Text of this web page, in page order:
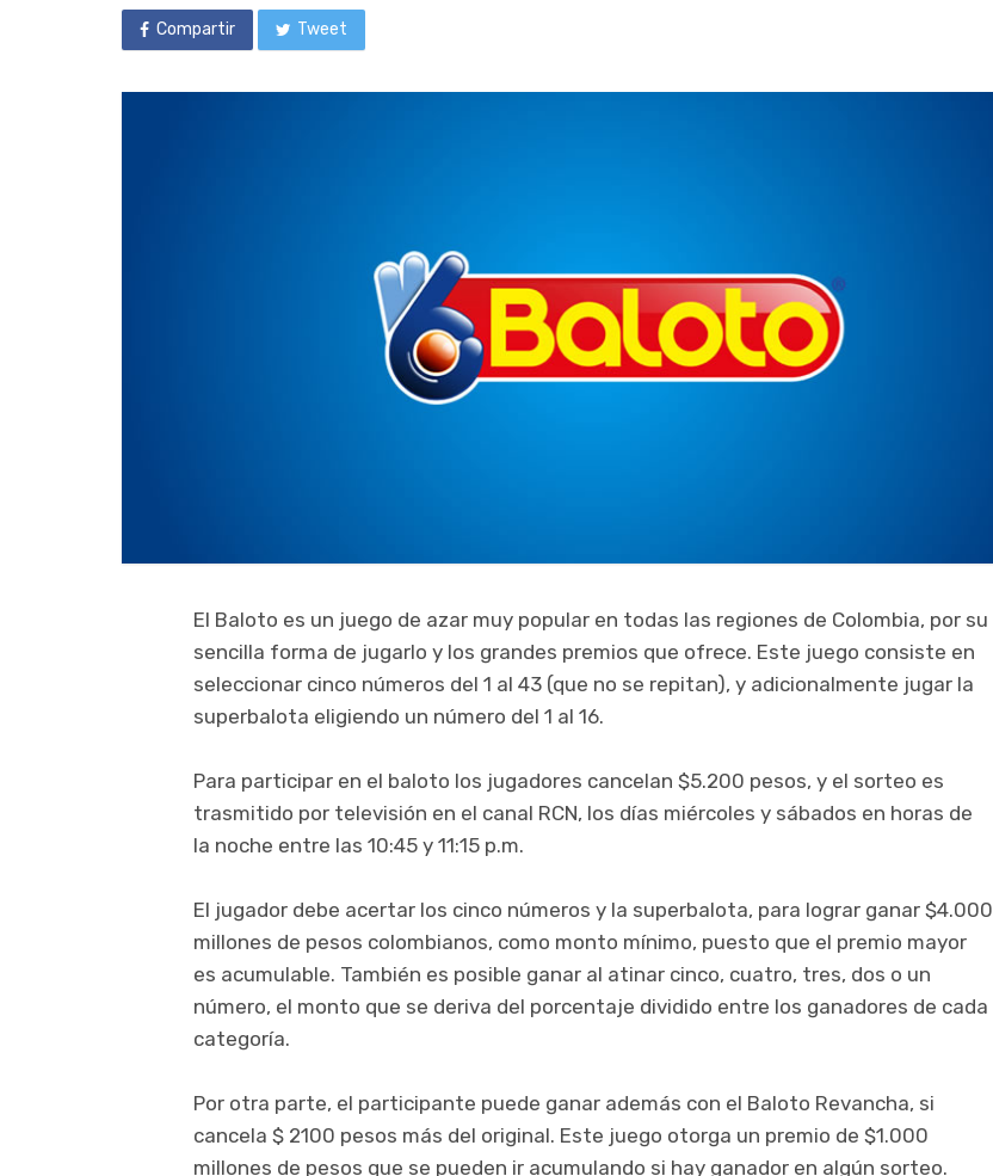
Compartir Tweet
El Baloto es un juego de azar muy popular en todas las regiones de Colombia, por su
sencilla forma de jugarlo y los grandes premios que ofrece. Este juego consiste en
seleccionar cinco números del 1 al 43 (que no se repitan), y adicionalmente jugar la
superbalota eligiendo un número del 1 al 16.
Para participar en el baloto los jugadores cancelan $5.200 pesos, y el sorteo es
trasmitido por televisión en el canal RCN, los días miércoles y sábados en horas de
la noche entre las 10:45 y 11:15 p.m.
El jugador debe acertar los cinco números y la superbalota, para lograr ganar $4.000
millones de pesos colombianos, como monto mínimo, puesto que el premio mayor
es acumulable. También es posible ganar al atinar cinco, cuatro, tres, dos o un
número, el monto que se deriva del porcentaje dividido entre los ganadores de cada
categoría.
Por otra parte, el participante puede ganar además con el Baloto Revancha, si
cancela $ 2100 pesos más del original. Este juego otorga un premio de $1.000
millones de pesos que se pueden ir acumulando si hay ganador en algún sorteo.